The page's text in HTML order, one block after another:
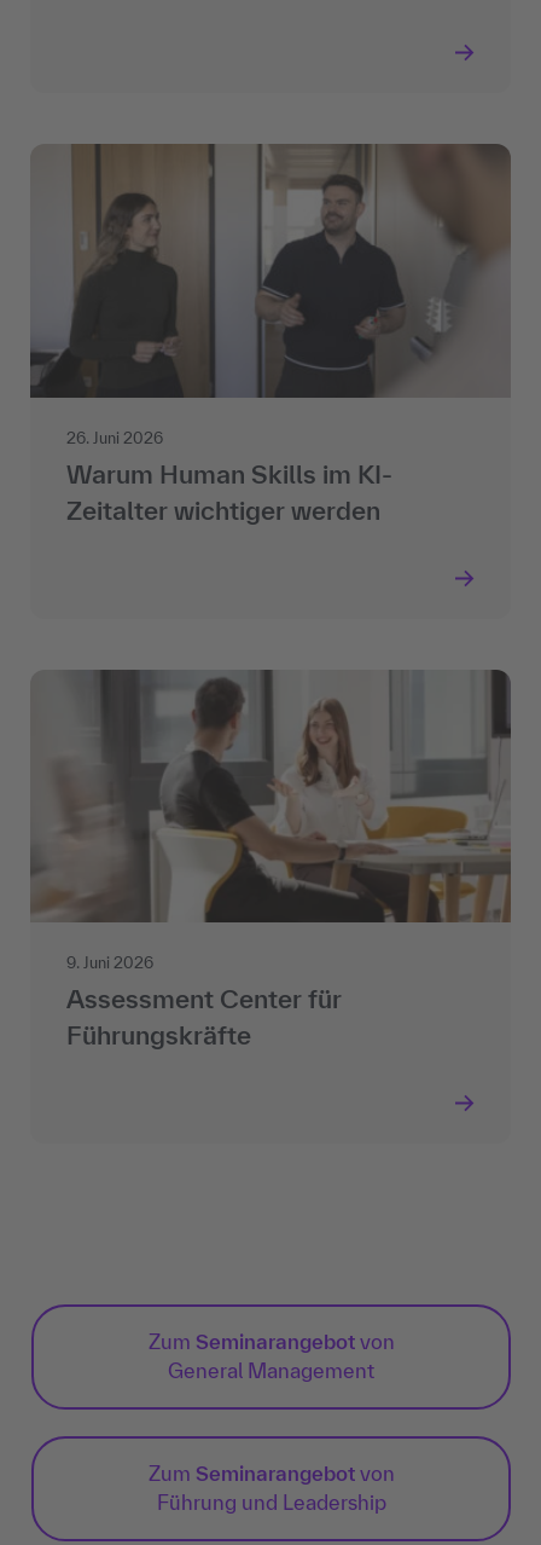
26. Juni 2026
Warum Human Skills im KI-
Zeitalter wichtiger werden
9. Juni 2026
Assessment Center für
Führungskräfte
Zum Seminarangebotvon
General Management
Zum Seminarangebotvon
Führung und Leadership